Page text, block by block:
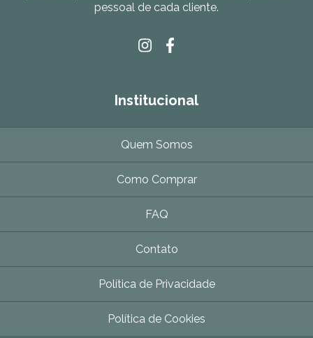
pessoal de cada cliente.
Institucional
Quem Somos
Como Comprar
FAQ
Contato
Política de Privacidade
Política de Cookies